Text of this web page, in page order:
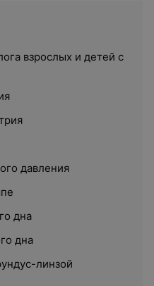
взрослых и детей с
давления
дна
дна
линзой